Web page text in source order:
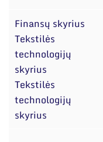
Finansų skyrius
Tekstilės
technologijų
skyrius
Tekstilės
technologijų
skyrius